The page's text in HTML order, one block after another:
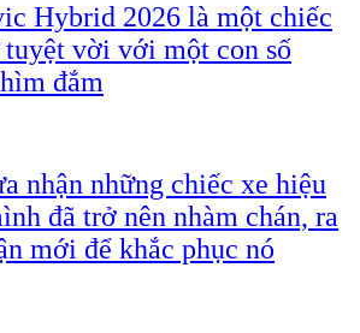
Hybrid 2026 là một chiếc
tuyệt vời với một con số
đắm
nhận những chiếc xe hiệu
đã trở nên nhàm chán, ra
mới để khắc phục nó